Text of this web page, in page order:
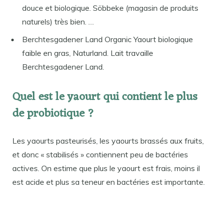
douce et biologique. Söbbeke (magasin de produits
naturels) très bien. …
Berchtesgadener Land Organic Yaourt biologique
faible en gras, Naturland. Lait travaille
Berchtesgadener Land.
Quel est le yaourt qui contient le plus
de probiotique ?
Les yaourts pasteurisés, les yaourts brassés aux fruits,
et donc « stabilisés » contiennent peu de bactéries
actives. On estime que plus le yaourt est frais, moins il
est acide et plus sa teneur en bactéries est importante.